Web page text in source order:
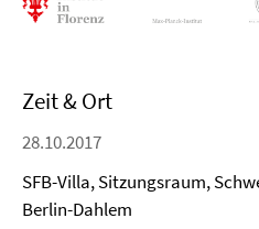
Zeit & Ort
28.10.2017
SFB-Villa, Sitzungsraum,
Berlin-Dahlem